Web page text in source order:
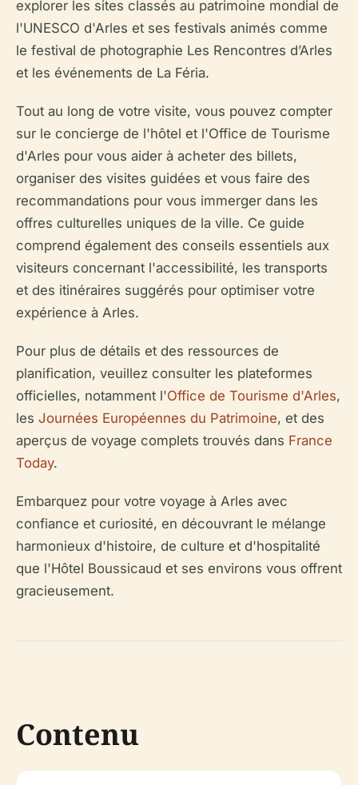
explorer les sites classés au patrimoine mondial de
l'UNESCO d'Arles et ses festivals animés comme
le festival de photographie Les Rencontres d’Arles
et les événements de La Féria.
Tout au long de votre visite, vous pouvez compter
sur le concierge de l'hôtel et l'Office de Tourisme
d'Arles pour vous aider à acheter des billets,
organiser des visites guidées et vous faire des
recommandations pour vous immerger dans les
offres culturelles uniques de la ville. Ce guide
comprend également des conseils essentiels aux
visiteurs concernant l'accessibilité, les transports
et des itinéraires suggérés pour optimiser votre
expérience à Arles.
Pour plus de détails et des ressources de
planification, veuillez consulter les plateformes
officielles, notamment l'Office de Tourisme d'Arles,
les Journées Européennes du Patrimoine, et des
aperçus de voyage complets trouvés dans France
Today.
Embarquez pour votre voyage à Arles avec
confiance et curiosité, en découvrant le mélange
harmonieux d'histoire, de culture et d'hospitalité
que l'Hôtel Boussicaud et ses environs vous offrent
gracieusement.
Contenu